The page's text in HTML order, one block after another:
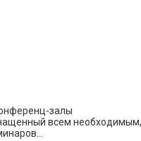
залы
всем необходимым,